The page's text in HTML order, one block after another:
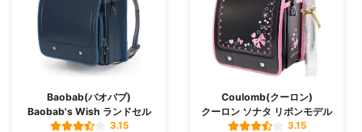
Baobab(バオバブ)
Baobab's Wish ランドセル
3.15
Coulomb(クーロン)
クーロン ソナタ リボンモデル
3.15